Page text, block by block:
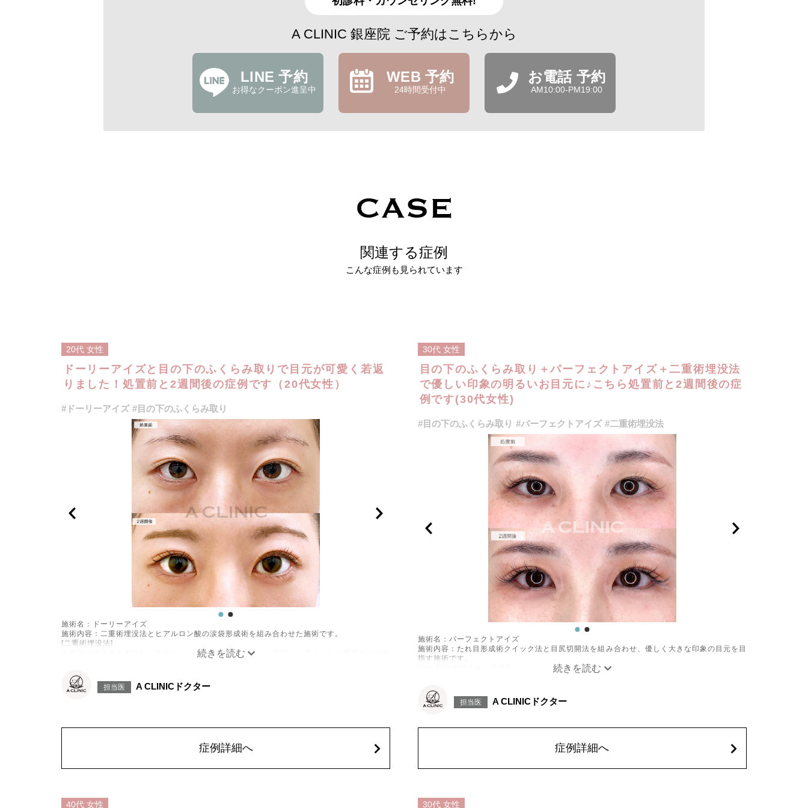
A CLINIC 銀座院 ご予約はこちらから
LINE 予約
お得なクーポン進呈中
WEB 予約
24時間受付中
お電話 予約
AM10:00-PM19:00
CASE
関連する症例
こんな症例も見られています
20代 女性
ドーリーアイズと目の下のふくらみ取りで目元が可愛く若返
りました！処置前と2週間後の症例です（20代女性）
#ドーリーアイズ #目の下のふくらみ取り
施術名：ドーリーアイズ
施術内容：二重術埋没法とヒアルロン酸の涙袋形成術を組み合わせた施術です。
[二重術埋没法]
医療用の縫合糸を皮膚から瞼板に通し、結紮した糸を皮下へ埋没し二重まぶたを形成する施術
目の下にヒアルロン酸を注入することで涙袋を形成する施術です。
施術時間：約15～20分程
く刺激するようなマッサージは1〜2週間ほどお控えください。
施術名：目の下のたるみ取り
でより自然な仕上がりにすることが可能です。皮膚のたるみが強い方や、目の下のシワや皮膚
担当医 A CLINICドクター
症例詳細へ
30代 女性
目の下のふくらみ取り＋パーフェクトアイズ＋二重術埋没法
で優しい印象の明るいお目元に♪こちら処置前と2週間後の症
例です(30代女性)
#目の下のふくらみ取り #パーフェクトアイズ #二重術埋没法
施術名：パーフェクトアイズ
施術内容：たれ目形成術クイック法と目尻切開法を組み合わせ、優しく大きな印象の目元を目
指す施術です。
[目尻切開法]
目尻の皮膚を一部取り除くことで、隠れていた白目の部分が見えるようになり、目の横幅を大
リスク、副作用：腫れ、内出血、疼痛、目がごろごろする違和感などが術後一時的に生じるこ
とがございます。また、稀に細菌感染症、左右差、後戻り、目尻のラインに段差が生じる、睫
施術名：目の下のふくらみ取り
担当医 A CLINICドクター
症例詳細へ
40代 女性 30代 女性